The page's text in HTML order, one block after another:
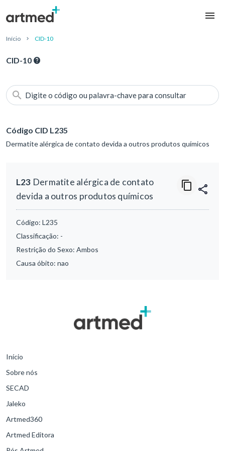
Início CID-10
CID-10
Digite o código ou palavra-chave para consultar
Código CID L235
Dermatite alérgica de contato devida a outros produtos químicos
L23 Dermatite alérgica de contato
devida a outros produtos químicos
Código: L235
Classificação: -
Restrição do Sexo: Ambos
Causa óbito: nao
Início
Sobre nós
SECAD
Jaleko
Artmed360
Artmed Editora